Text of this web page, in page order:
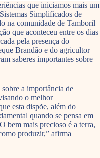
que iniciamos mais um
Simplificados de
na comunidade de Tamboril
que aconteceu entre os dias
pela presença do
Brandão e do agricultor
saberes importantes sobre
a importância de
o melhor
esta dispõe, além do
quando se pensa em
bem mais precioso é a terra,
produzir,” afirma